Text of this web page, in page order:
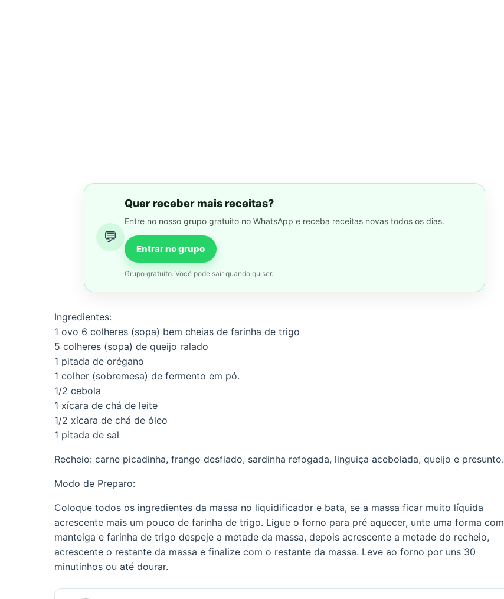
💬
Quer receber mais receitas?
Entre no nosso grupo gratuito no WhatsApp e receba receitas novas todos os dias.
Entrar no grupo
Grupo gratuito. Você pode sair quando quiser.
Ingredientes:
1 ovo 6 colheres (sopa) bem cheias de farinha de trigo
5 colheres (sopa) de queijo ralado
1 pitada de orégano
1 colher (sobremesa) de fermento em pó.
1/2 cebola
1 xícara de chá de leite
1/2 xícara de chá de óleo
1 pitada de sal
Recheio: carne picadinha, frango desfiado, sardinha refogada, linguiça acebolada, queijo e presunto.
Modo de Preparo:
Coloque todos os ingredientes da massa no liquidificador e bata, se a massa ficar muito líquida
acrescente mais um pouco de farinha de trigo. Ligue o forno para pré aquecer, unte uma forma com
manteiga e farinha de trigo despeje a metade da massa, depois acrescente a metade do recheio,
acrescente o restante da massa e finalize com o restante da massa. Leve ao forno por uns 30
minutinhos ou até dourar.